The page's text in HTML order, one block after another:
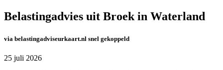
Belastingadvies uit Broek in Waterland
via belastingadviseurkaart.nl snel gekoppeld
25 juli 2026